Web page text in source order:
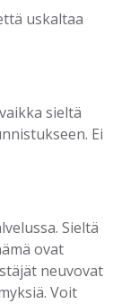
uskaltaa
sieltä
Ei
Sieltä
ovat
neuvovat
Voit